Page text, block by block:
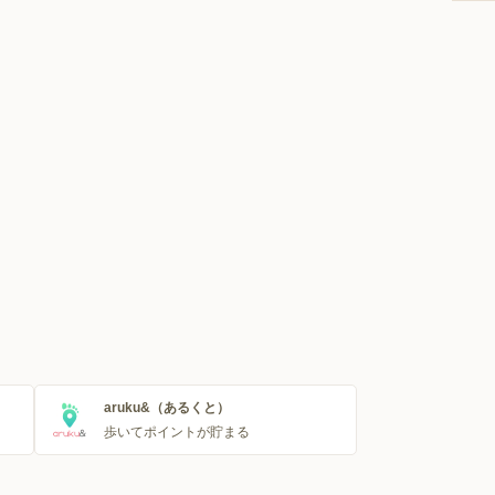
aruku&（あるくと）
歩いてポイントが貯まる